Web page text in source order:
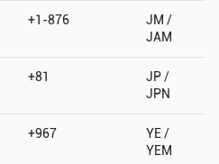
+1-876
JM /
JAM
+81
JP /
JPN
+967
YE /
YEM